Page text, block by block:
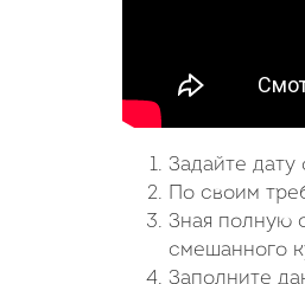
Задайте дату
По своим
Зная полную
смешанного
Заполните